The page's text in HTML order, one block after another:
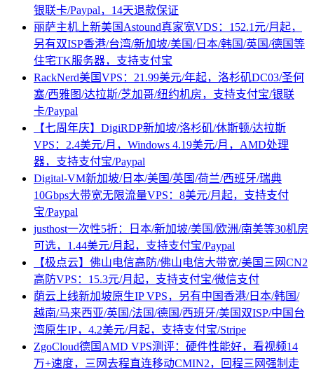
银联卡/Paypal，14天退款保证
丽萨主机上新美国Astound真家宽VDS：152.1元/月起，
另有双ISP香港/台湾/新加坡/美国/日本/韩国/英国/德国等
住宅TK服务器，支持支付宝
RackNerd美国VPS：21.99美元/年起，洛杉矶DC03/圣何
塞/西雅图/达拉斯/芝加哥/纽约机房，支持支付宝/银联
卡/Paypal
【七周年庆】DigiRDP新加坡/洛杉矶/休斯顿/达拉斯
VPS：2.4美元/月，Windows 4.19美元/月，AMD处理
器，支持支付宝/Paypal
Digital-VM新加坡/日本/美国/英国/荷兰/西班牙/瑞典
10Gbps大带宽无限流量VPS：8美元/月起，支持支付
宝/Paypal
justhost一次性5折：日本/新加坡/美国/欧洲/南美等30机房
可选，1.44美元/月起，支持支付宝/Paypal
【极点云】佛山电信高防/佛山电信大带宽/美国三网CN2
高防VPS：15.3元/月起，支持支付宝/微信支付
荫云上线新加坡原生IP VPS，另有中国香港/日本/韩国/
越南/马来西亚/英国/法国/德国/西班牙/美国双ISP/中国台
湾原生IP，4.2美元/月起，支持支付宝/Stripe
ZgoCloud德国AMD VPS测评：硬件性能好，看视频14
万+速度，三网去程直连移动CMIN2，回程三网强制走